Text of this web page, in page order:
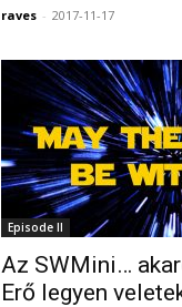
raves - 2017-11-17
Episode II
Az SWMini…
Erő legyen